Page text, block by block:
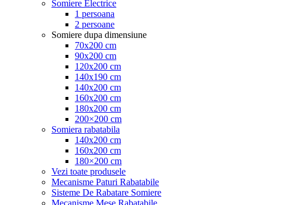
Somiere Electrice
1 persoana
2 persoane
Somiere dupa dimensiune
70x200 cm
90x200 cm
120x200 cm
140x190 cm
140x200 cm
160x200 cm
180x200 cm
200×200 cm
Somiera rabatabila
140x200 cm
160x200 cm
180×200 cm
Vezi toate produsele
Mecanisme Paturi Rabatabile
Sisteme De Rabatare Somiere
Mecanisme Mese Rabatabile